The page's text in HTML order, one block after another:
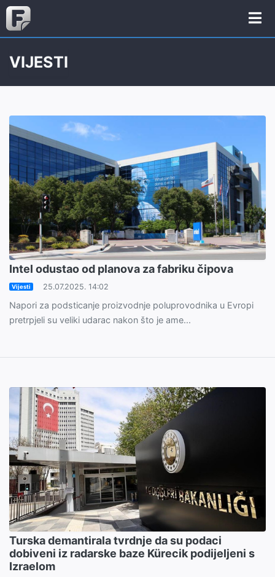
VIJESTI
Intel odustao od planova za fabriku čipova
Vijesti 25.07.2025. 14:02
Napori za podsticanje proizvodnje poluprovodnika u Evropi
pretrpjeli su veliki udarac nakon što je ame...
Turska demantirala tvrdnje da su podaci
dobiveni iz radarske baze Kürecik podijeljeni s
Izraelom